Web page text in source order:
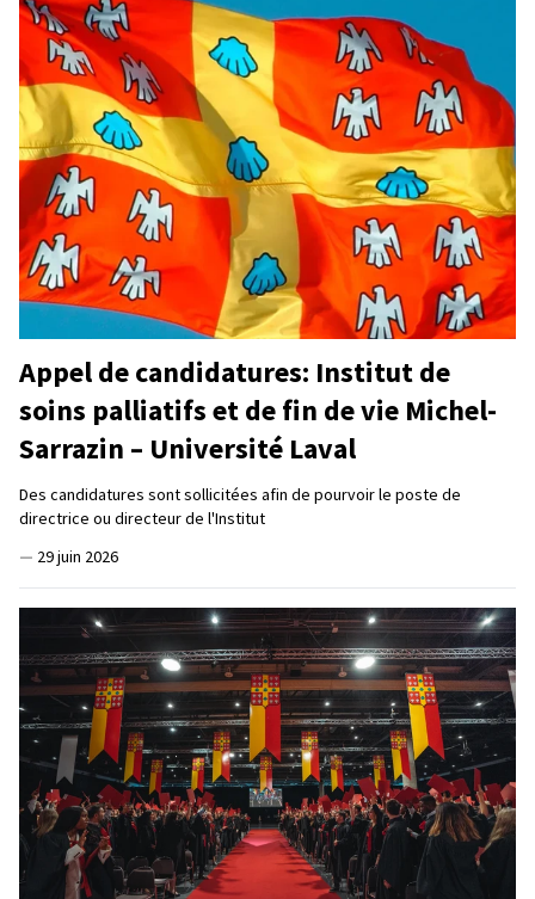
Appel de candidatures: Institut de
soins palliatifs et de fin de vie Michel-
Sarrazin – Université Laval
Des candidatures sont sollicitées afin de pourvoir le poste de
directrice ou directeur de l'Institut
— 29 juin 2026